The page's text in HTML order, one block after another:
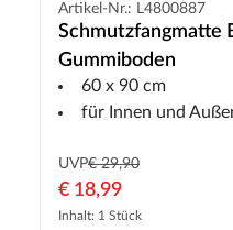
Artikel-Nr.: L4800887
Schmutzfangmatte
Gummiboden
60 x 90 cm
für Innen und
UVP€ 29,90
€ 18,99
Inhalt: 1 Stück